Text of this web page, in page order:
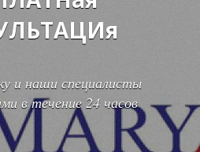
и наши специалисты
в течение 24 часов